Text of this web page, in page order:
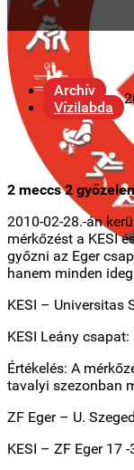
Archív
Vízilabda
2 meccs 2
2010-02-28.-án
mérkőzést a KESI
győzni az Eger
hanem minden
KESI – Universitas
KESI Leány csapat:
Értékelés: A
tavalyi szezonban
ZF Eger – U.
KESI – ZF Eger 17